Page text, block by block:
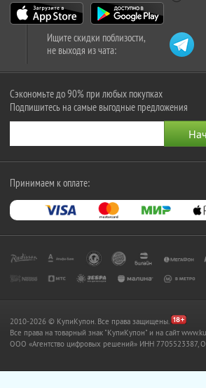
Ищите скидки поблизости,
не выходя из чата:
Сэкономьте до 90% при любых покупках
Подпишитесь на самые выгодные предложения
Принимаем к оплате:
2010-2026 © КупиКупон. Все права защищены.
Все права на товарный знак "КупиКупон" и на сайт
OOO «Агентство цифровых решений» ИНН 7705523387,